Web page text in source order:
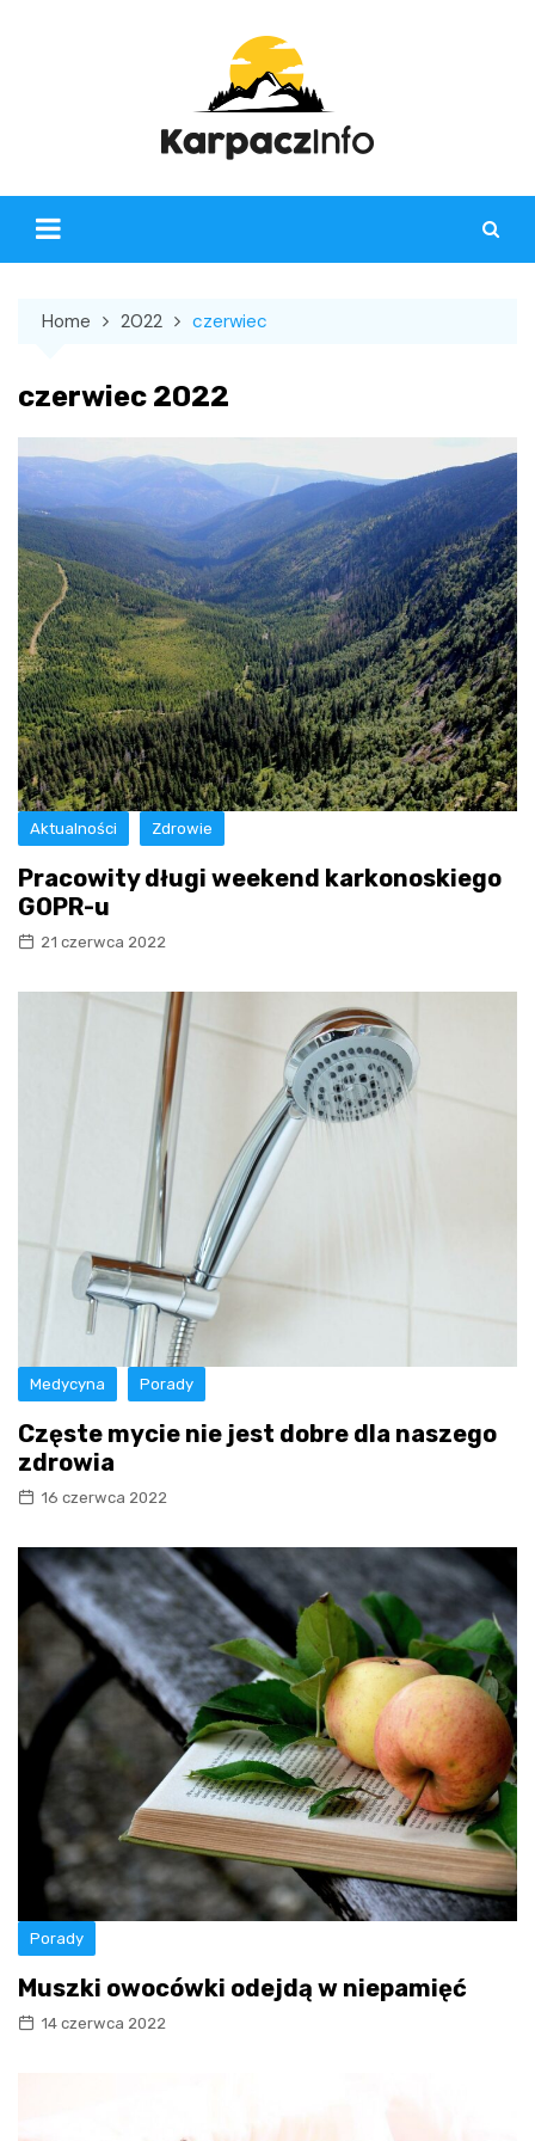
Home 2022 czerwiec
czerwiec 2022
Aktualności Zdrowie
Pracowity długi weekend karkonoskiego
GOPR-u
21 czerwca 2022
Medycyna Porady
Częste mycie nie jest dobre dla naszego
zdrowia
16 czerwca 2022
Porady
Muszki owocówki odejdą w niepamięć
14 czerwca 2022